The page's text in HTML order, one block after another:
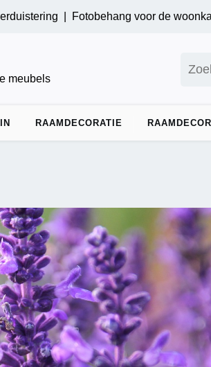
|Fotobehang voor de woonkamer:
meubels
naar:
RAAMDECORATIE